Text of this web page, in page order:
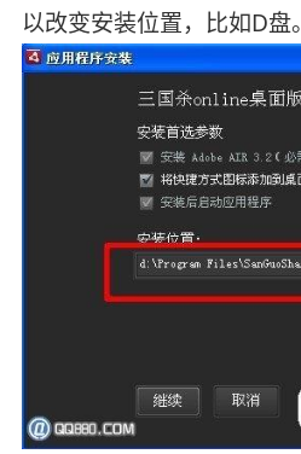
以改变安装位置，比如D盘。